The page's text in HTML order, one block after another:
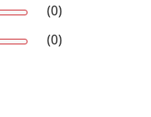
(0)
(0)